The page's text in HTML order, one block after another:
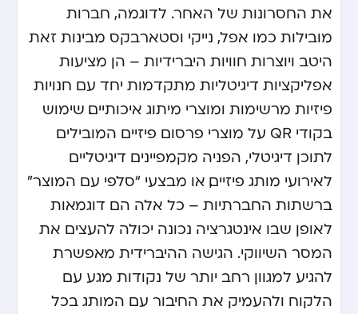
את החסרונות של האחר. לדוגמה, חברות
מובילות כמו אפל, נייקי וסטארבקס מבינות זאת
היטב ויוצרות חוויות היברידיות – הן מציעות
אפליקציות דיגיטליות מתקדמות יחד עם חנויות
פיזיות מרשימות ומוצרי מיתוג איכותיים. שימוש
בקודי QR על מוצרי פרסום פיזיים המובילים
לתוכן דיגיטלי, הפניה מקמפיינים דיגיטליים
לאירועי מותג פיזיים, או מבצעי “סלפי עם המוצר”
ברשתות החברתיות – כל אלה הם דוגמאות
לאופן שבו אינטגרציה נכונה יכולה להעצים את
המסר השיווקי. הגישה ההיברידית מאפשרת
להגיע למגוון רחב יותר של נקודות מגע עם
הלקוח ולהעמיק את החיבור עם המותג בכל